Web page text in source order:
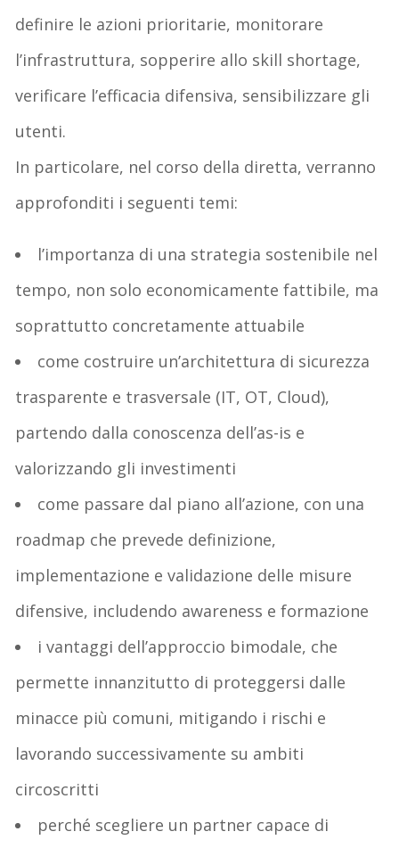
definire le azioni prioritarie, monitorare
l’infrastruttura, sopperire allo skill shortage,
verificare l’efficacia difensiva, sensibilizzare gli
utenti.
In particolare, nel corso della diretta, verranno
approfonditi i seguenti temi:
l’importanza di una strategia sostenibile nel
tempo, non solo economicamente fattibile, ma
soprattutto concretamente attuabile
come costruire un’architettura di sicurezza
trasparente e trasversale (IT, OT, Cloud),
partendo dalla conoscenza dell’as-is e
valorizzando gli investimenti
come passare dal piano all’azione, con una
roadmap che prevede definizione,
implementazione e validazione delle misure
difensive, includendo awareness e formazione
i vantaggi dell’approccio bimodale, che
permette innanzitutto di proteggersi dalle
minacce più comuni, mitigando i rischi e
lavorando successivamente su ambiti
circoscritti
perché scegliere un partner capace di